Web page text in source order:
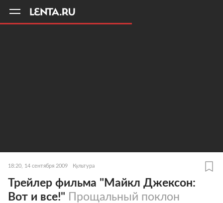
18:20, 14 сентября 2009 Культура
Трейлер фильма "Майкл Джексон:
Вот и все!" Прощальный поклон